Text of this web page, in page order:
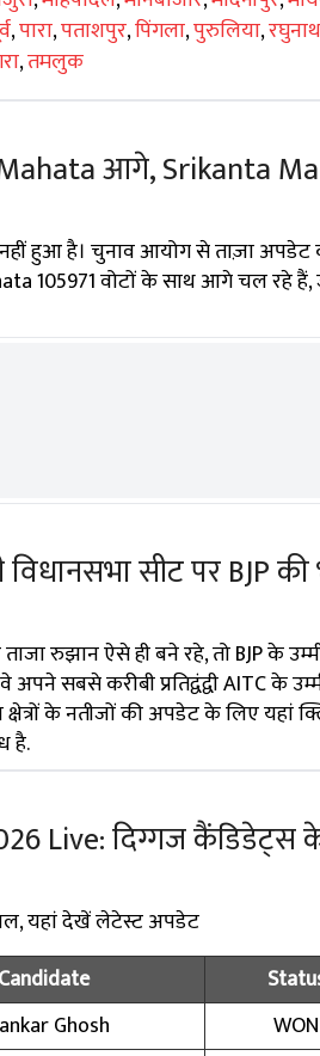
,पारा,पताशपुर,पिंगला,पुरुलिया,
,तमलुक
आगे, Srikanta
नहीं हुआ है। चुनाव आयोग से ताज़ा अपडेट
105971 वोटों के साथ आगे चल रहे
सीट पर BJP की
रुझान ऐसे ही बने रहे, तो BJP के
सबसे करीबी प्रतिद्वंद्वी AITC के
के नतीजों की अपडेट के लिए यहां
है.
Live: दिग्गज कैंडिडेट्स
यहां देखें लेटेस्ट अपडेट
Candidate
Ghosh
WON